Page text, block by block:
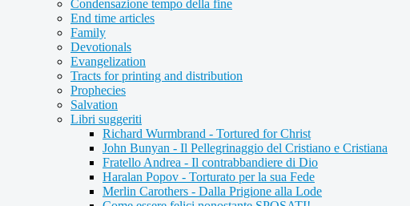
Condensazione tempo della fine
End time articles
Family
Devotionals
Evangelization
Tracts for printing and distribution
Prophecies
Salvation
Libri suggeriti
Richard Wurmbrand - Tortured for Christ
John Bunyan - Il Pellegrinaggio del Cristiano e Cristiana
Fratello Andrea - Il contrabbandiere di Dio
Haralan Popov - Torturato per la sua Fede
Merlin Carothers - Dalla Prigione alla Lode